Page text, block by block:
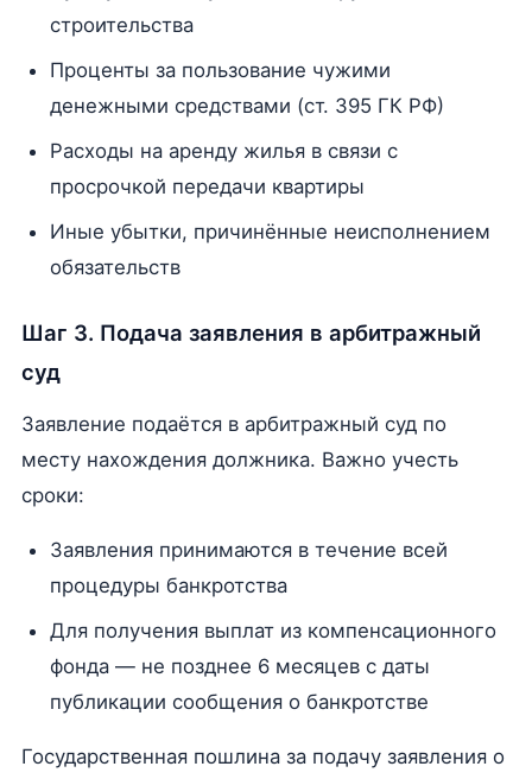
строительства
Проценты за пользование чужими
денежными средствами (ст. 395 ГК РФ)
Расходы на аренду жилья в связи с
просрочкой передачи квартиры
Иные убытки, причинённые неисполнением
обязательств
Шаг 3. Подача заявления в арбитражный
суд
Заявление подаётся в арбитражный суд по
месту нахождения должника. Важно учесть
сроки:
Заявления принимаются в течение всей
процедуры банкротства
Для получения выплат из компенсационного
фонда — не позднее 6 месяцев с даты
публикации сообщения о банкротстве
Государственная пошлина за подачу заявления о